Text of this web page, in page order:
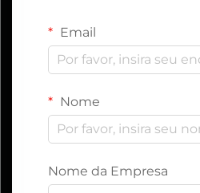
Email
Nome
Nome da Empresa